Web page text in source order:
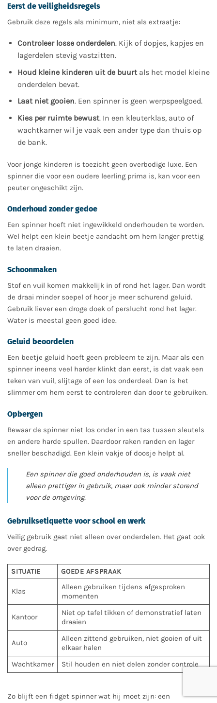
Eerst de veiligheidsregels
Gebruik deze regels als minimum, niet als extraatje:
Controleer losse onderdelen. Kijk of dopjes, kapjes en
lagerdelen stevig vastzitten.
Houd kleine kinderen uit de buurtals het model kleine
onderdelen bevat.
Laat niet gooien. Een spinner is geen werpspeelgoed.
Kies per ruimte bewust. In een kleuterklas, auto of
wachtkamer wil je vaak een ander type dan thuis op
de bank.
Voor jonge kinderen is toezicht geen overbodige luxe. Een
spinner die voor een oudere leerling prima is, kan voor een
peuter ongeschikt zijn.
Onderhoud zonder gedoe
Een spinner hoeft niet ingewikkeld onderhouden te worden.
Wel helpt een klein beetje aandacht om hem langer prettig
te laten draaien.
Schoonmaken
Stof en vuil komen makkelijk in of rond het lager. Dan wordt
de draai minder soepel of hoor je meer schurend geluid.
Gebruik liever een droge doek of perslucht rond het lager.
Water is meestal geen goed idee.
Geluid beoordelen
Een beetje geluid hoeft geen probleem te zijn. Maar als een
spinner ineens veel harder klinkt dan eerst, is dat vaak een
teken van vuil, slijtage of een los onderdeel. Dan is het
slimmer om hem eerst te controleren dan door te gebruiken.
Opbergen
Bewaar de spinner niet los onder in een tas tussen sleutels
en andere harde spullen. Daardoor raken randen en lager
sneller beschadigd. Een klein vakje of doosje helpt al.
Een spinner die goed onderhouden is, is vaak niet
alleen prettiger in gebruik, maar ook minder storend
voor de omgeving.
Gebruiksetiquette voor school en werk
Veilig gebruik gaat niet alleen over onderdelen. Het gaat ook
over gedrag.
SITUATIE GOEDE AFSPRAAK
Klas
Alleen gebruiken tijdens afgesproken
momenten
Kantoor
Niet op tafel tikken of demonstratief laten
draaien
Auto
Alleen zittend gebruiken, niet gooien of uit
elkaar halen
Wachtkamer
Stil houden en niet delen zonder controle
Zo blijft een fidget spinner wat hij moet zijn: een